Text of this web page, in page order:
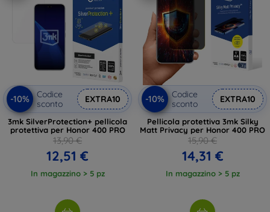
-10%
Codice
sconto
EXTRA10
3mk SilverProtection+ pellicola
protettiva per Honor 400 PRO
13,90 €
12,51 €
In magazzino > 5 pz
-10%
Codice
sconto
EXTRA10
Pellicola protettiva 3mk Silky
Matt Privacy per Honor 400 PRO
15,90 €
14,31 €
In magazzino > 5 pz